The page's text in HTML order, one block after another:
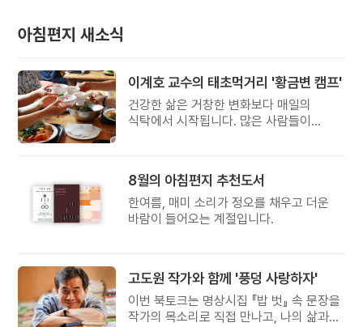
아침편지 새소식
이계호 교수의 태초먹거리 '황금변 캠프'
건강한 삶은 거창한 변화보다 매일의
식탁에서 시작됩니다. 많은 사람들이
유퀴즈에서 많은 관심을 받은 이계호
교수와 함께하는 태초먹거리 황금변 캠프
8월의 아침편지 추천도서
한여름, 매미 소리가 정오를 채우고 더운
바람이 들어오는 계절입니다.
고도원 작가와 함께 '풍덩 사랑하자'
이번 북토크는 명상시집 『밥 벗』 속 문장을
작가의 목소리로 직접 만나고, 나의 삶과